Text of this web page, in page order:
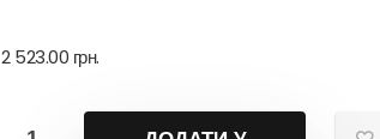
2 523.00 грн.